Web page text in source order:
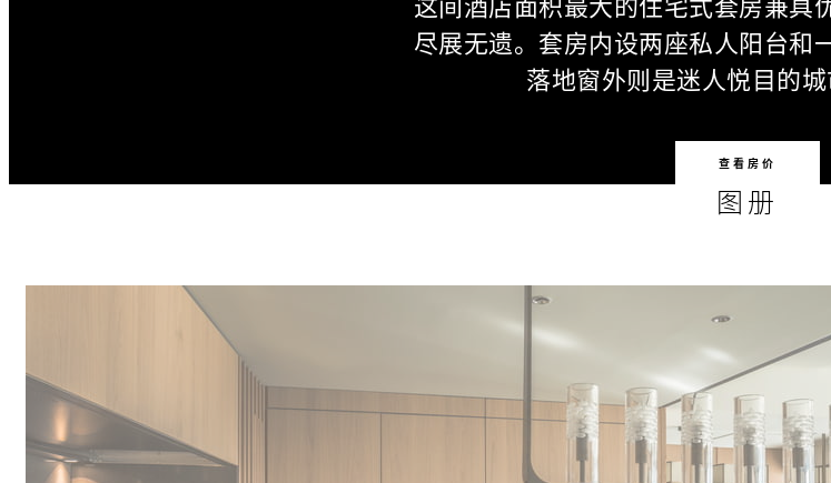
尽展无遗。套房内设两座私人阳台和
落地窗外则是迷人悦目的城
查看房价
图册